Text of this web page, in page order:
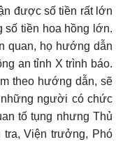
được số tiền rất lớn
tiền hoa hồng lớn.
quan, họ hướng dẫn
an tỉnh X trình báo.
theo hướng dẫn, sẽ
người có chức
tố tụng nhưng Thủ
Viện trưởng, Phó